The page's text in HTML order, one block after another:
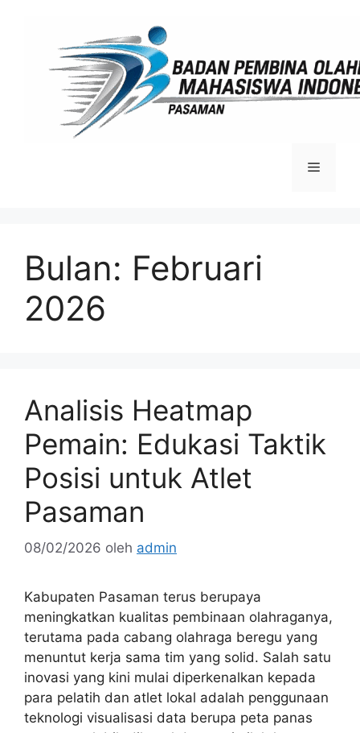
Menu
Bulan: Februari
2026
Analisis Heatmap
Pemain: Edukasi Taktik
Posisi untuk Atlet
Pasaman
08/02/2026 oleh admin
Kabupaten Pasaman terus berupaya
meningkatkan kualitas pembinaan olahraganya,
terutama pada cabang olahraga beregu yang
menuntut kerja sama tim yang solid. Salah satu
inovasi yang kini mulai diperkenalkan kepada
para pelatih dan atlet lokal adalah penggunaan
teknologi visualisasi data berupa peta panas